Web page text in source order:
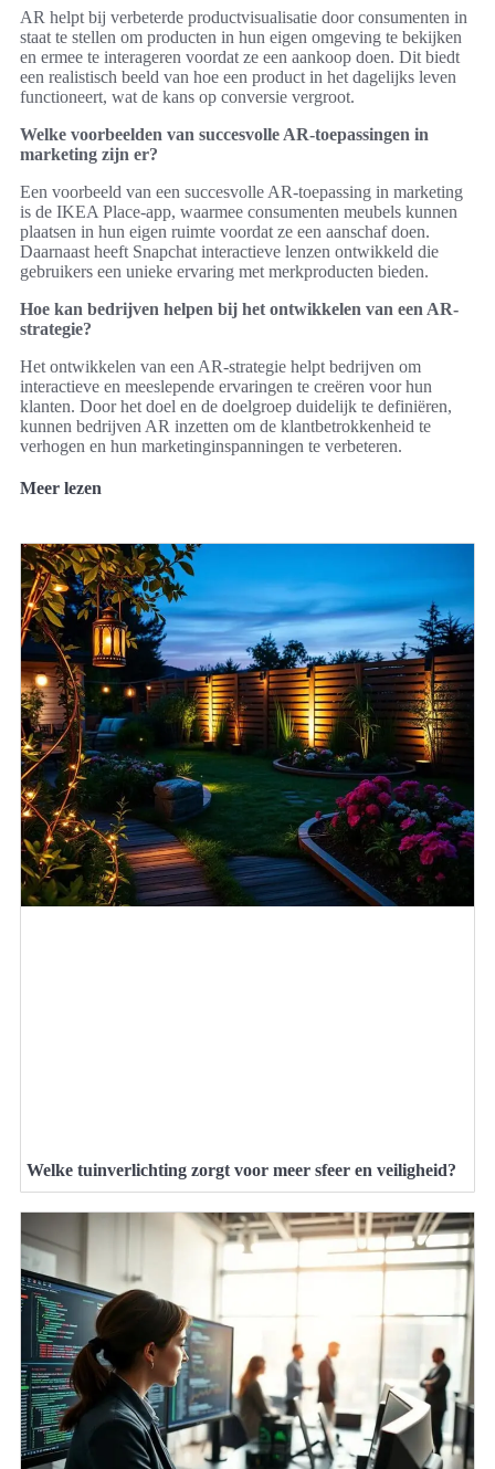
AR helpt bij verbeterde productvisualisatie door consumenten in
staat te stellen om producten in hun eigen omgeving te bekijken
en ermee te interageren voordat ze een aankoop doen. Dit biedt
een realistisch beeld van hoe een product in het dagelijks leven
functioneert, wat de kans op conversie vergroot.
Welke voorbeelden van succesvolle AR-toepassingen in
marketing zijn er?
Een voorbeeld van een succesvolle AR-toepassing in marketing
is de IKEA Place-app, waarmee consumenten meubels kunnen
plaatsen in hun eigen ruimte voordat ze een aanschaf doen.
Daarnaast heeft Snapchat interactieve lenzen ontwikkeld die
gebruikers een unieke ervaring met merkproducten bieden.
Hoe kan bedrijven helpen bij het ontwikkelen van een AR-
strategie?
Het ontwikkelen van een AR-strategie helpt bedrijven om
interactieve en meeslepende ervaringen te creëren voor hun
klanten. Door het doel en de doelgroep duidelijk te definiëren,
kunnen bedrijven AR inzetten om de klantbetrokkenheid te
verhogen en hun marketinginspanningen te verbeteren.
Meer lezen
Welke tuinverlichting zorgt voor meer sfeer en veiligheid?